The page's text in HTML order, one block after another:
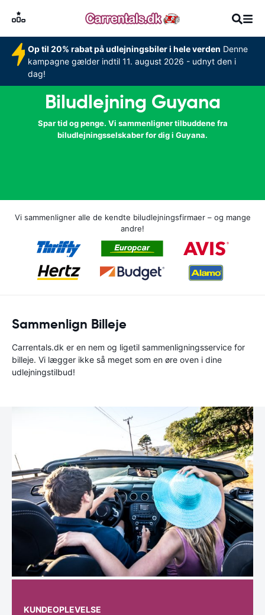
Op til 20% rabat på udlejningsbiler i hele verden Denne
kampagne gælder indtil 11. august 2026 - udnyt den i
dag!
Biludlejning Guyana
Spar tid og penge. Vi sammenligner tilbuddene fra
biludlejningsselskaber for dig i Guyana.
Vi sammenligner alle de kendte biludlejningsfirmaer – og mange
andre!
Sammenlign Billeje
Carrentals.dk er en nem og ligetil sammenligningsservice for
billeje. Vi lægger ikke så meget som en øre oven i dine
udlejningstilbud!
KUNDEOPLEVELSE